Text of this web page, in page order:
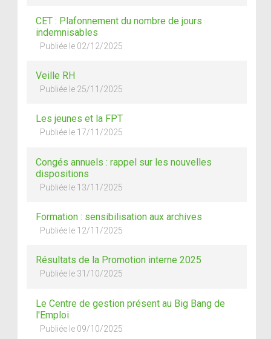
CET : Plafonnement du nombre de jours
indemnisables
Publiée le 02/12/2025
Veille RH
Publiée le 25/11/2025
Les jeunes et la FPT
Publiée le 17/11/2025
Congés annuels : rappel sur les nouvelles
dispositions
Publiée le 13/11/2025
Formation : sensibilisation aux archives
Publiée le 12/11/2025
Résultats de la Promotion interne 2025
Publiée le 31/10/2025
Le Centre de gestion présent au Big Bang de
l'Emploi
Publiée le 09/10/2025